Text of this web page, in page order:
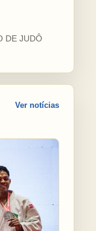
DE JUDÔ
Ver notícias